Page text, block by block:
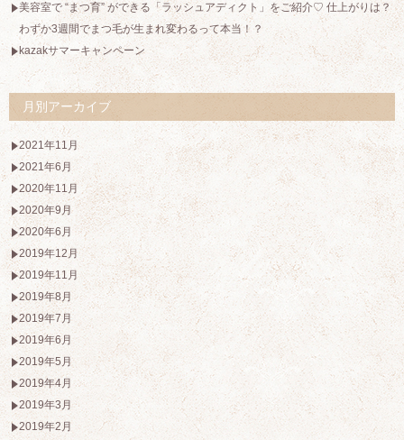
美容室で “まつ育” ができる「ラッシュアディクト」をご紹介♡ 仕上がりは？
わずか3週間でまつ毛が生まれ変わるって本当！？
kazakサマーキャンペーン
月別アーカイブ
2021年11月
2021年6月
2020年11月
2020年9月
2020年6月
2019年12月
2019年11月
2019年8月
2019年7月
2019年6月
2019年5月
2019年4月
2019年3月
2019年2月